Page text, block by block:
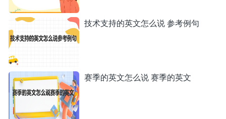
技术支持的英文怎么说 参考例句
赛季的英文怎么说 赛季的英文